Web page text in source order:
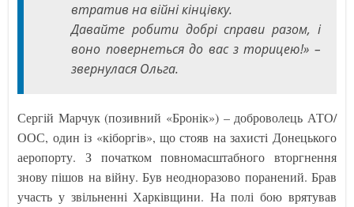
втратив на війні кінцівку.
Давайте робити добрі справи разом, і
воно повернеться до вас з торицею!» –
звернулася Ольга.
Сергій Марчук (позивний «Бронік») – доброволець АТО/
ООС, один із «кіборгів», що стояв на захисті Донецького
аеропорту. З початком повномасштабного вторгнення
знову пішов на війну. Був неодноразово поранений. Брав
участь у звільненні Харківщини. На полі бою врятував